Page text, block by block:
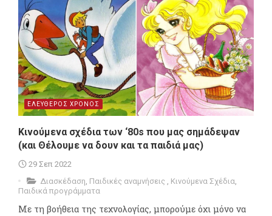
ΕΛΕΥΘΕΡΟΣ ΧΡΟΝΟΣ
Κινούμενα σχέδια των ‘80s που μας σημάδεψαν
(και Θέλουμε να δουν και τα παιδιά μας)
29 Σεπ 2022
Διασκέδαση Παιδικές αναμνήσεις Κινούμενα Σχέδια
Παιδικά προγράμματα
Με τη βοήθεια της τεχνολογίας, μπορούμε όχι μόνο να